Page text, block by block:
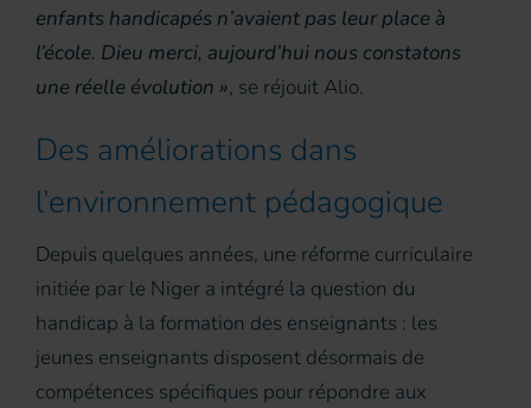
enfants handicapés n’avaient pas leur place à
l’école. Dieu merci, aujourd’hui nous constatons
une réelle évolution », se réjouit Alio.
Des améliorations dans
l’environnement pédagogique
Depuis quelques années, une réforme curriculaire
initiée par le Niger a intégré la question du
handicap à la formation des enseignants : les
jeunes enseignants disposent désormais de
compétences spécifiques pour répondre aux